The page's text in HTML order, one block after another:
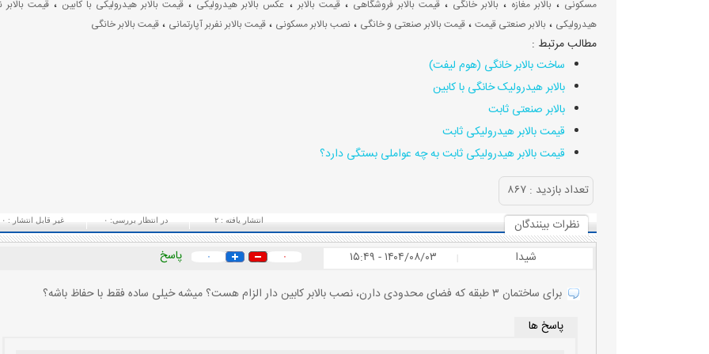
مسکونی ، بالابر مغازه ، بالابر خانگی ،قیمت بالابر فروشگاهی ،قیمت بالابر، عکس بالابر هیدرولیکی ، قیمت بالابر هیدرولیکی با کابین ،قیمت بالابر
هیدرولیکی ، بالابر صنعتی قیمت، قیمت بالابر صنعتی و خانگی ، نصب بالابر مسکونی ، قیمت بالابر نفربر آپارتمانی ، قیمت بالابر خانگی
مطالب مرتبط :
ساخت بالابر خانگی (هوم لیفت)
بالابر هیدرولیک خانگی با کابین
بالابر صنعتی ثابت
قیمت بالابر هیدرولیکی ثابت
قیمت بالابر هیدرولیکی ثابت به چه عواملی بستگی دارد؟
تعداد بازديد : ۸۶۷
نظرات بينندگان
غیر قابل انتشار : ۰ در انتظار بررسی: ۰ انتشار یافته :۲
شیدا ۱۴۰۴/۰۸/۰۳ - ۱۵:۴۹ ۰ ۰
پاسخ
برای ساختمان‌ ۳ طبقه که فضای محدودی دارن، نصب بالابر کابین دار الزام هست؟ میشه خیلی ساده فقط با حفاظ باشه؟
پاسخ ها